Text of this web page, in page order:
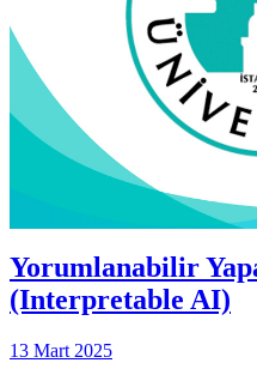
Yorumlanabilir
(Interpretable AI)
13 Mart 2025